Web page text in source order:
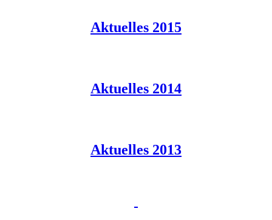
Aktuelles 2015
Aktuelles 2014
Aktuelles 2013